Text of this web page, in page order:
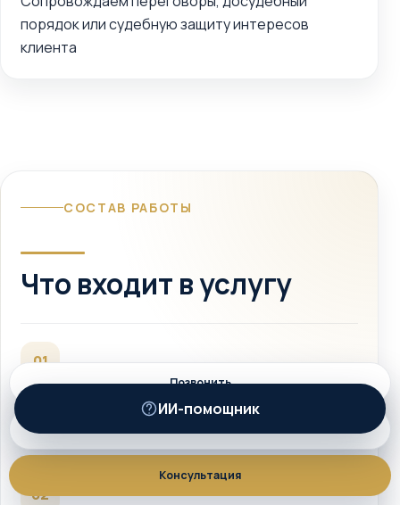
порядок или судебную защиту интересов
клиента
СОСТАВ РАБОТЫ
Что входит в услугу
01
Первичная оценка ситуации и определение
правовой цели
02
Позвонить
Консультация
ИИ
ИИ-помощник